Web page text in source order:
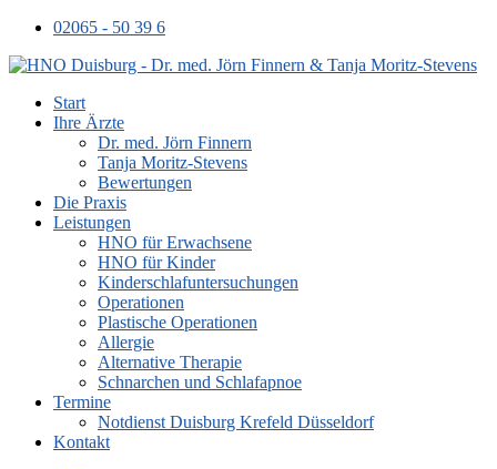
02065 - 50 39 6
Start
Ihre Ärzte
Dr. med. Jörn Finnern
Tanja Moritz-Stevens
Bewertungen
Die Praxis
Leistungen
HNO für Erwachsene
HNO für Kinder
Kinderschlafuntersuchungen
Operationen
Plastische Operationen
Allergie
Alternative Therapie
Schnarchen und Schlafapnoe
Termine
Notdienst Duisburg Krefeld Düsseldorf
Kontakt